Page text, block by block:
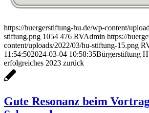
https://buergerstiftung-hu.de/wp-content/
stiftung.png 1054 476 RVAdmin https://
content/uploads/2022/03/hu-stiftung-15.png
11:54:502024-03-04 10:58:35Bürgerstiftung
erfolgreiches 2023 zurück
Gute Resonanz beim